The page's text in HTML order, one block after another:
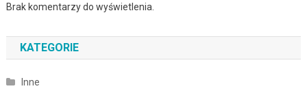
Brak komentarzy do wyświetlenia.
KATEGORIE
Inne